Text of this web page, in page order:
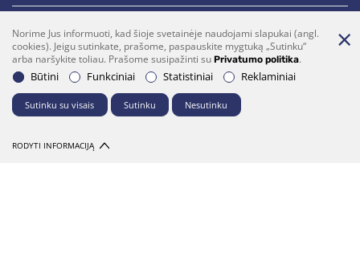
darbotvarkės
Bendraukime
Norime Jus informuoti, kad šioje svetainėje naudojami slapukai (angl.
cookies). Jeigu sutinkate, prašome, paspauskite mygtuką „Sutinku“
arba naršykite toliau. Prašome susipažinti su Privatumo politika.
Būtini
Funkciniai Statistiniai Reklaminiai
Sutinku su visais Sutinku Nesutinku
RODYTI INFORMACIJĄ